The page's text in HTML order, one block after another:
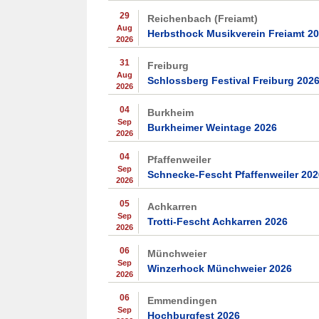
29
Aug
2026
Reichenbach (Freiamt)
Herbsthock Musikverein Freiamt
31
Aug
2026
Freiburg
Schlossberg Festival Freiburg 2026
04
Sep
2026
Burkheim
Burkheimer Weintage 2026
04
Sep
2026
Pfaffenweiler
Schnecke-Fescht Pfaffenweiler
05
Sep
2026
Achkarren
Trotti-Fescht Achkarren 2026
06
Sep
2026
Münchweier
Winzerhock Münchweier 2026
06
Sep
Emmendingen
Hochburgfest 2026